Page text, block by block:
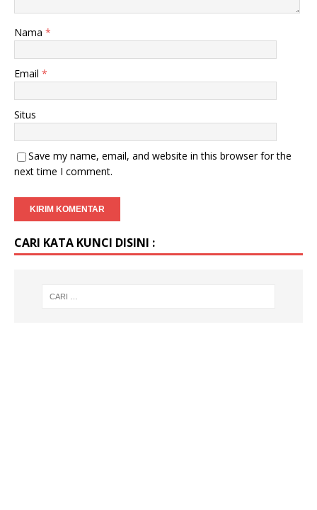
Nama *
Email *
Situs
Save my name, email, and website in this browser for the
next time I comment.
CARI KATA KUNCI DISINI :